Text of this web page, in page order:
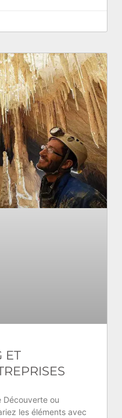
ET
Découverte ou
les éléments avec